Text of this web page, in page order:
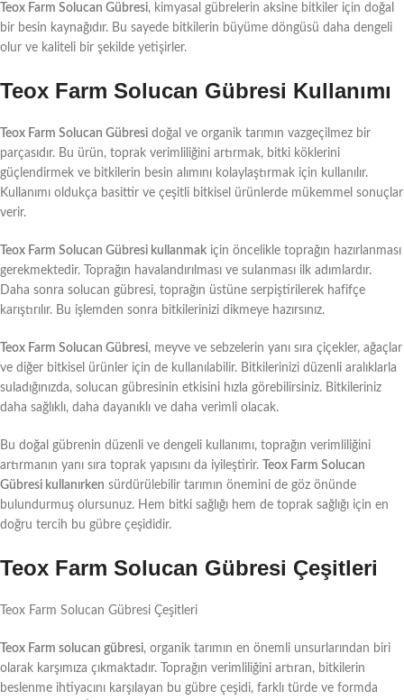
Teox Farm Solucan Gübresi, kimyasal gübrelerin aksine bitkiler için doğal
bir besin kaynağıdır. Bu sayede bitkilerin büyüme döngüsü daha dengeli
olur ve kaliteli bir şekilde yetişirler.
Teox Farm Solucan Gübresi Kullanımı
Teox Farm Solucan Gübresi doğal ve organik tarımın vazgeçilmez bir
parçasıdır. Bu ürün, toprak verimliliğini artırmak, bitki köklerini
güçlendirmek ve bitkilerin besin alımını kolaylaştırmak için kullanılır.
Kullanımı oldukça basittir ve çeşitli bitkisel ürünlerde mükemmel sonuçlar
verir.
Teox Farm Solucan Gübresi kullanmak için öncelikle toprağın hazırlanması
gerekmektedir. Toprağın havalandırılması ve sulanması ilk adımlardır.
Daha sonra solucan gübresi, toprağın üstüne serpiştirilerek hafifçe
karıştırılır. Bu işlemden sonra bitkilerinizi dikmeye hazırsınız.
Teox Farm Solucan Gübresi, meyve ve sebzelerin yanı sıra çiçekler, ağaçlar
ve diğer bitkisel ürünler için de kullanılabilir. Bitkilerinizi düzenli aralıklarla
suladığınızda, solucan gübresinin etkisini hızla görebilirsiniz. Bitkileriniz
daha sağlıklı, daha dayanıklı ve daha verimli olacak.
Bu doğal gübrenin düzenli ve dengeli kullanımı, toprağın verimliliğini
artırmanın yanı sıra toprak yapısını da iyileştirir.
Teox Farm Solucan
Gübresi kullanırken sürdürülebilir tarımın önemini de göz önünde
bulundurmuş olursunuz. Hem bitki sağlığı hem de toprak sağlığı için en
doğru tercih bu gübre çeşididir.
Teox Farm Solucan Gübresi Çeşitleri
Teox Farm Solucan Gübresi Çeşitleri
Teox Farm solucan gübresi, organik tarımın en önemli unsurlarından biri
olarak karşımıza çıkmaktadır. Toprağın verimliliğini artıran, bitkilerin
beslenme ihtiyacını karşılayan bu gübre çeşidi, farklı türde ve formda